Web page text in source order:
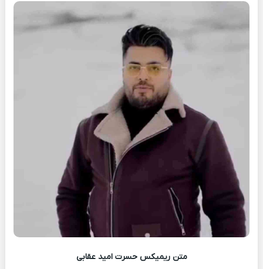
متن ریمیکس حسرت امید عقابی